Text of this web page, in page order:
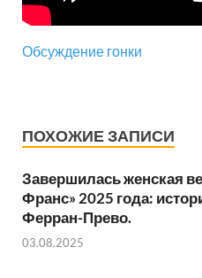
Обсуждение гонки
ПОХОЖИЕ ЗАПИСИ
Завершилась женская
Франс» 2025 года:
Ферран-Прево.
03.08.2025